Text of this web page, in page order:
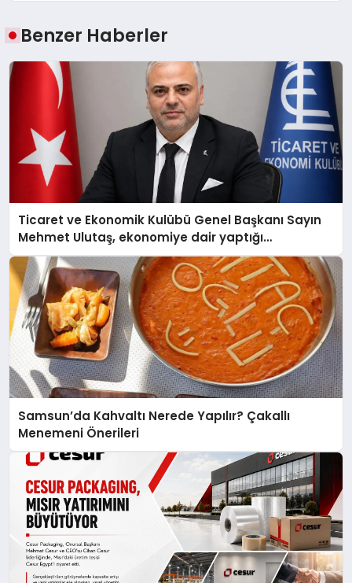
Benzer Haberler
Ticaret ve Ekonomik Kulübü Genel Başkanı Sayın
Mehmet Ulutaş, ekonomiye dair yaptığı
açıklamada şunları kaydetti:
Samsun’da Kahvaltı Nerede Yapılır? Çakallı
Menemeni Önerileri